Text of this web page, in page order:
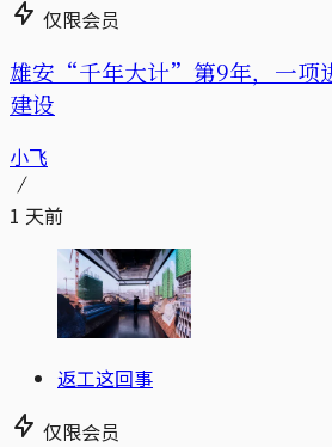
仅限会员
雄安“千年大计”第9年，一项
建设
小飞
1 天前
返工这回事
仅限会员